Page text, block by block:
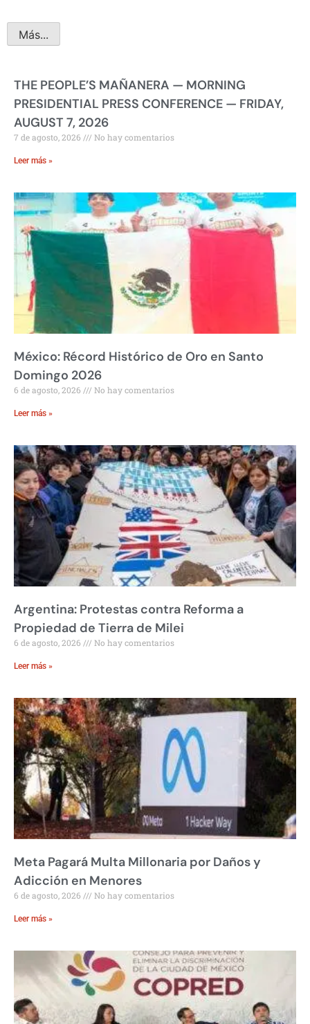
Más...
THE PEOPLE’S MAÑANERA — MORNING
PRESIDENTIAL PRESS CONFERENCE — FRIDAY,
AUGUST 7, 2026
7 de agosto, 2026 No hay comentarios
Leer más »
México: Récord Histórico de Oro en Santo
Domingo 2026
6 de agosto, 2026 No hay comentarios
Leer más »
Argentina: Protestas contra Reforma a
Propiedad de Tierra de Milei
6 de agosto, 2026 No hay comentarios
Leer más »
Meta Pagará Multa Millonaria por Daños y
Adicción en Menores
6 de agosto, 2026 No hay comentarios
Leer más »